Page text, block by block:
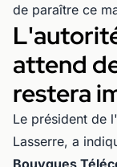
de paraître ce
attend
restera
Le président de l'
Lasserre, a
Bouygues